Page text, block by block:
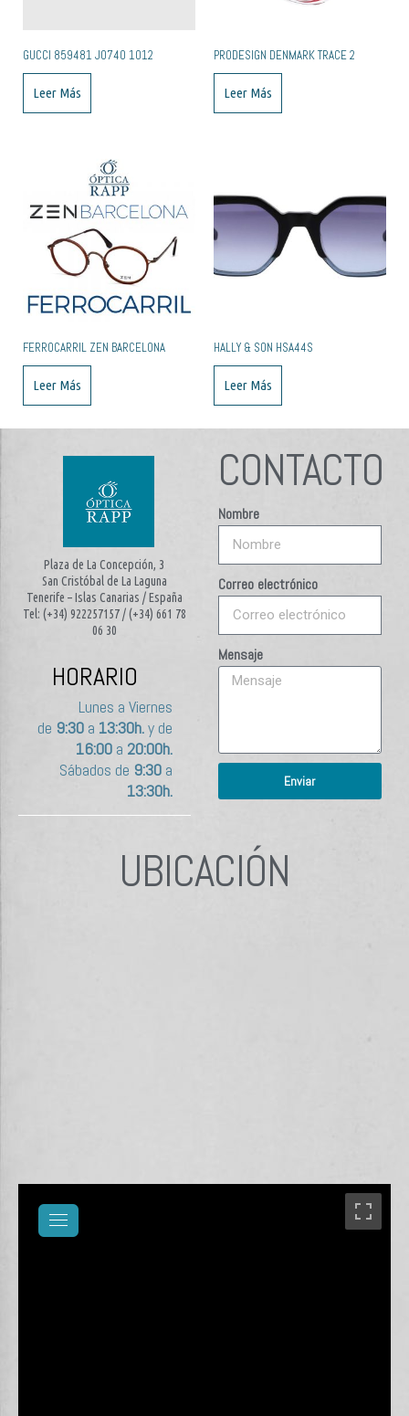
GUCCI 859481 J0740 1012
Leer Más
PRODESIGN DENMARK TRACE 2
Leer Más
FERROCARRIL ZEN BARCELONA
Leer Más
HALLY & SON HSA44S
Leer Más
Plaza de La Concepción, 3
San Cristóbal de La Laguna
Tenerife – Islas Canarias / España
Tel: (+34) 922257157 / (+34) 661 78
06 30
HORARIO
Lunes a Viernes
de 9:30a 13:30h.y de
16:00a 20:00h.
Sábados de 9:30a
13:30h.
CONTACTO
Nombre
Correo electrónico
Mensaje
Enviar
UBICACIÓN